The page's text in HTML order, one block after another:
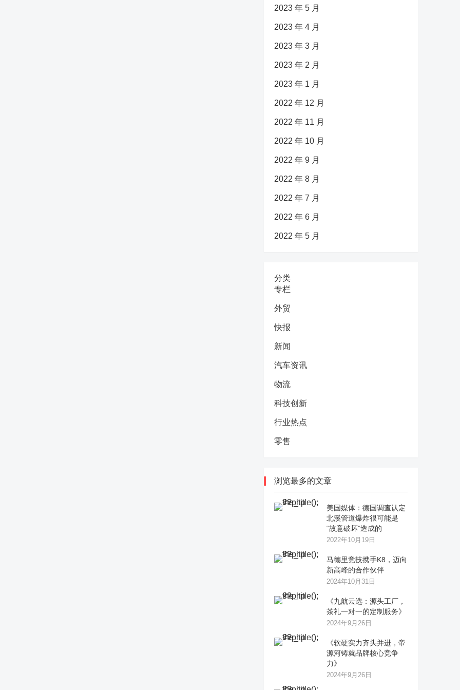
2023 年 5 月
2023 年 4 月
2023 年 3 月
2023 年 2 月
2023 年 1 月
2022 年 12 月
2022 年 11 月
2022 年 10 月
2022 年 9 月
2022 年 8 月
2022 年 7 月
2022 年 6 月
2022 年 5 月
分类
专栏
外贸
快报
新闻
汽车资讯
物流
科技创新
行业热点
零售
浏览最多的文章
美国媒体：德国调查认定
北溪管道爆炸很可能是
“故意破坏”造成的
2022年10月19日
马德里竞技携手K8，迈向
新高峰的合作伙伴
2024年10月31日
《九航云选：源头工厂，
茶礼一对一的定制服务》
2024年9月26日
《软硬实力齐头并进，帝
源河铸就品牌核心竞争
力》
2024年9月26日